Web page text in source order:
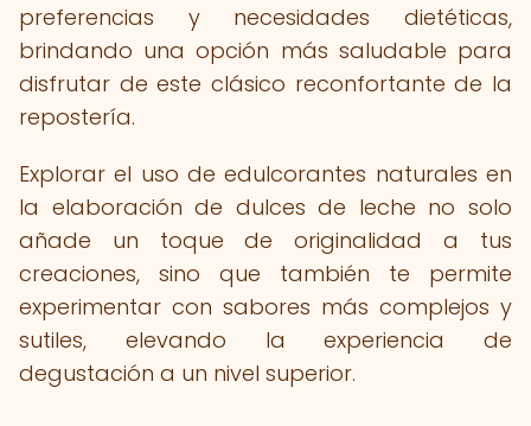
preferencias y necesidades dietéticas,
brindando una opción más saludable para
disfrutar de este clásico reconfortante de la
repostería.
Explorar el uso de edulcorantes naturales en
la elaboración de dulces de leche no solo
añade un toque de originalidad a tus
creaciones, sino que también te permite
experimentar con sabores más complejos y
sutiles, elevando la experiencia de
degustación a un nivel superior.